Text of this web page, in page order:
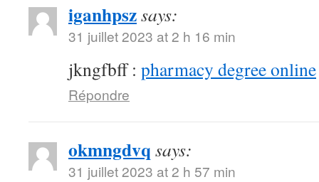
iganhpszsays:
31 juillet 2023 at 2 h 16 min
jkngfbff : pharmacy degree online
Répondre
okmngdvq says:
31 juillet 2023 at 2 h 57 min